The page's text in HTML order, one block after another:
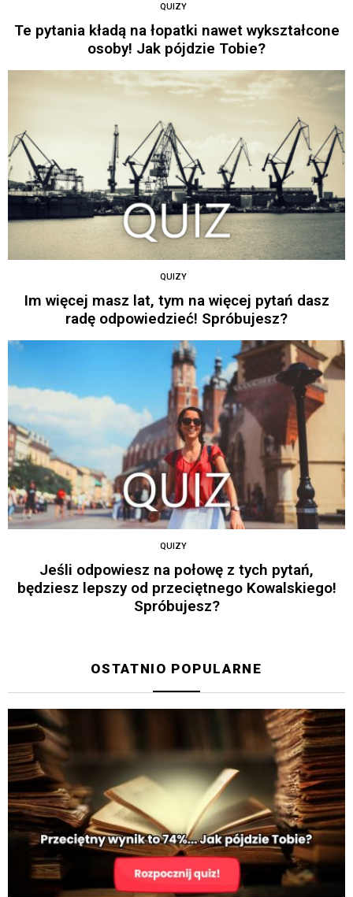
QUIZY
Te pytania kładą na łopatki nawet wykształcone
osoby! Jak pójdzie Tobie?
QUIZY
Im więcej masz lat, tym na więcej pytań dasz
radę odpowiedzieć! Spróbujesz?
QUIZY
Jeśli odpowiesz na połowę z tych pytań,
będziesz lepszy od przeciętnego Kowalskiego!
Spróbujesz?
OSTATNIO POPULARNE